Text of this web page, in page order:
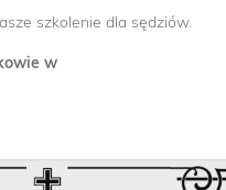
szkolenie dla sędziów.
w